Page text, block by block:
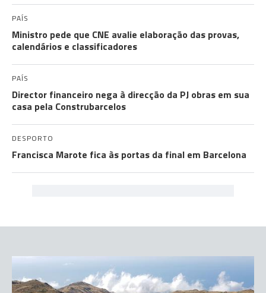
PAÍS
Ministro pede que CNE avalie elaboração das provas,
calendários e classificadores
PAÍS
Director financeiro nega à direcção da PJ obras em sua
casa pela Construbarcelos
DESPORTO
Francisca Marote fica às portas da final em Barcelona